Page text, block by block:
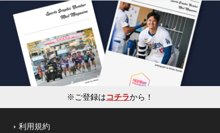
※ご登録はコチラから！
利用規約